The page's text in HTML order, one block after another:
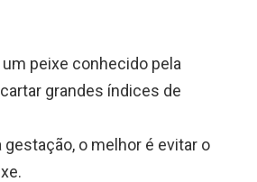
peixe conhecido pela
grandes índices de
gestação, o melhor é evitar o